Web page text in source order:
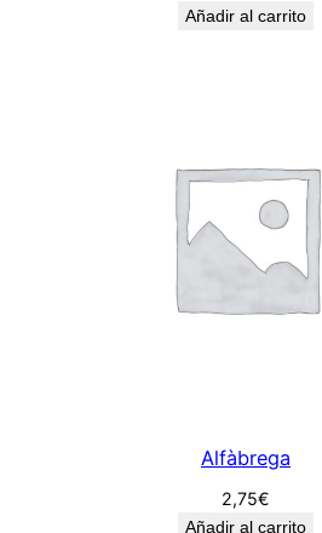
Añadir al carrito
Alfàbrega
2,75€
Añadir al carrito